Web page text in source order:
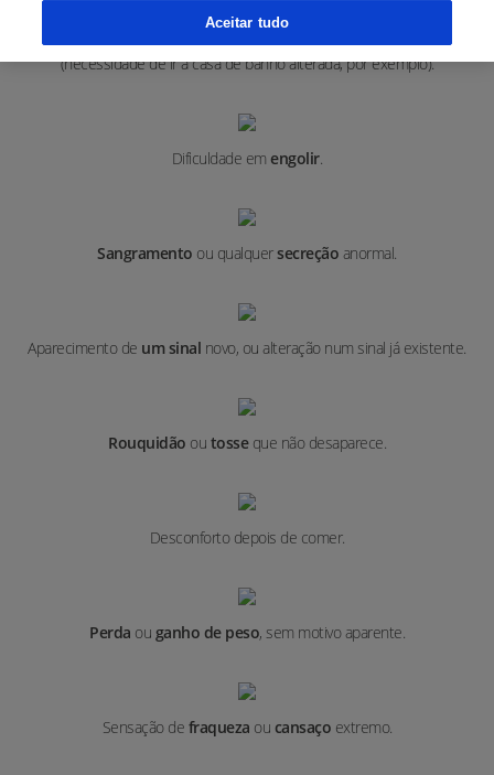
Alterações relevantes narotina intestinalou dabexiga
(necessidade de ir à casa de banho alterada, por exemplo).
Dificuldade em engolir.
Sangramento ou qualquersecreção anormal.
Aparecimento de um sinal novo, ou alteração num sinal já existente.
Rouquidão ou tosseque não desaparece.
Desconforto depois de comer.
Perda ou ganho de peso, sem motivo aparente.
Sensação de fraqueza ou cansaço extremo.
Aceitar tudo